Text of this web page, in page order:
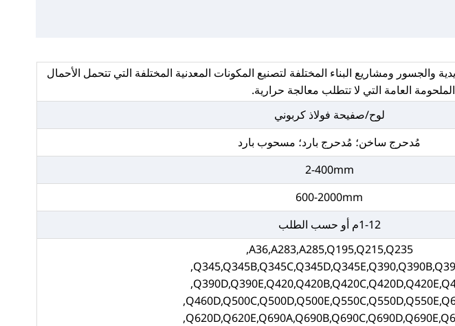
ومشاريع البناء المختلفة لتصنيع المكونات المعدنية المختلفة التي تتحمل الأحمال
الملحومة العامة التي لا تتطلب معالجة حرارية.
لوح/صفيحة فولاذ كربوني
مُدحرج ساخن؛ مُدحرج بارد؛ مسحوب بارد
2-400mm
600-2000mm
1-12م أو حسب الطلب
A36,A283,A285,Q195,Q215,Q235,